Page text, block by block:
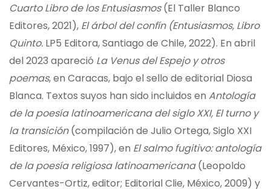
Cuarto Libro de los Entusiasmos(El Taller Blanco
Editores, 2021), El árbol del confín (Entusiasmos, Libro
Quinto. LP5 Editora, Santiago de Chile, 2022). En abril
del 2023 apareció La Venus del Espejo y otros
poemas, en Caracas, bajo el sello de editorial Diosa
Blanca. Textos suyos han sido incluidos en Antología
de la poesía latinoamericana del siglo XXI, El turno y
la transición(compilación de Julio Ortega, Siglo XXI
Editores, México, 1997), en El salmo fugitivo: antología
de la poesía religiosa latinoamericana(Leopoldo
Cervantes-Ortiz, editor; Editorial Clie, México, 2009) y